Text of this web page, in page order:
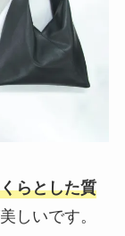
らとした質
しいです。